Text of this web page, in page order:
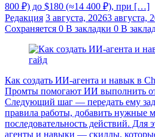
800 ₽) до $180 (≈14 400 ₽), при […]
Редакция 3 августа, 20263 августа,
Сохраняется 0 В закладки 0 В
Как создать ИИ-агента и навык в
Промты помогают ИИ выполнить
Следующий шаг — передать ему
правила работы, добавить нужные
последовательность действий. Для
агенты и навыки — скиллы,